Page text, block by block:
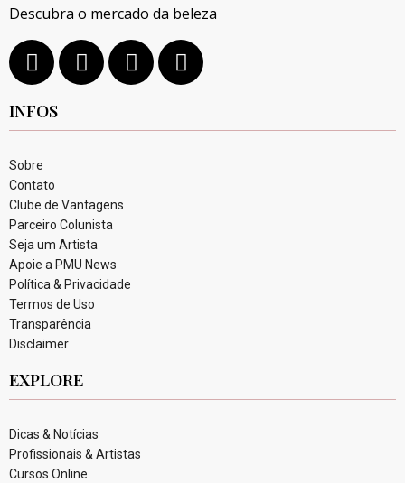
Descubra o mercado da beleza
INFOS
Sobre
Contato
Clube de Vantagens
Parceiro Colunista
Seja um Artista
Apoie a PMU News
Política & Privacidade
Termos de Uso
Transparência
Disclaimer
EXPLORE
Dicas & Notícias
Profissionais & Artistas
Cursos Online